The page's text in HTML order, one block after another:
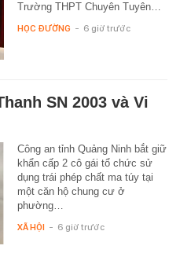
Trường THPT Chuyên Tuyên…
HỌC ĐƯỜNG - 6 giờ trước
SN 2003 và Vi
Công an tỉnh Quảng Ninh bắt giữ
khẩn cấp 2 cô gái tổ chức sử
dụng trái phép chất ma túy tại
một căn hộ chung cư ở
phường…
XÃ HỘI - 6 giờ trước